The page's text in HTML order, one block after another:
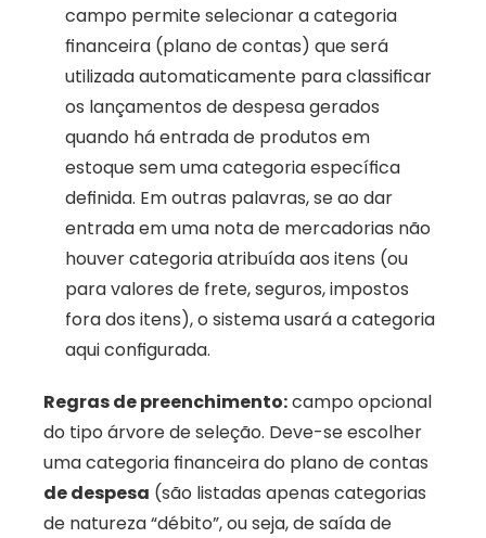
campo permite selecionar a categoria
financeira (plano de contas) que será
utilizada automaticamente para classificar
os lançamentos de despesa gerados
quando há entrada de produtos em
estoque sem uma categoria específica
definida. Em outras palavras, se ao dar
entrada em uma nota de mercadorias não
houver categoria atribuída aos itens (ou
para valores de frete, seguros, impostos
fora dos itens), o sistema usará a categoria
aqui configurada.
Regras de preenchimento: campo opcional
do tipo árvore de seleção. Deve-se escolher
de despesa (são listadas apenas categorias
de natureza “débito”, ou seja, de saída de